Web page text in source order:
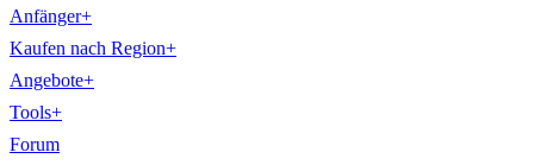
Anfänger+
Kaufen nach Region+
Angebote+
Tools+
Forum